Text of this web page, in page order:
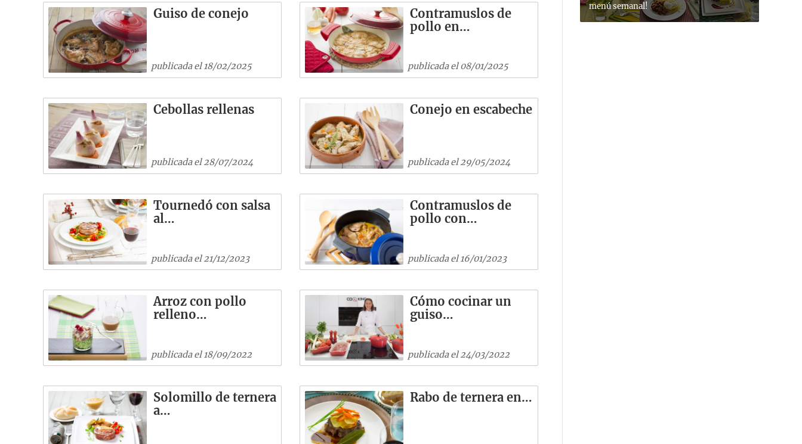
Guiso de conejo
publicada el 18/02/2025
Contramuslos de
pollo en…
publicada el 08/01/2025
Cebollas rellenas
publicada el 28/07/2024
Conejo en escabeche
publicada el 29/05/2024
Tournedó con salsa
al…
publicada el 21/12/2023
Contramuslos de
pollo con…
publicada el 16/01/2023
Arroz con pollo
relleno…
publicada el 18/09/2022
Cómo cocinar un
guiso…
publicada el 24/03/2022
Solomillo de ternera
a…
Rabo de ternera en…
menú semanal!